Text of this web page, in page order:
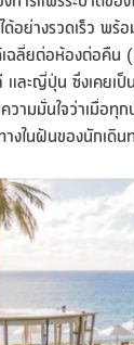
ด้อย่างรวดเร็ว พ
ฉลี่ยต่อห้องต่อคืน
ลี และญี่ปุ่น ซึ่งเคย
ามมั่นใจว่าเมื่อทุ
ในฝันของนักเดิน